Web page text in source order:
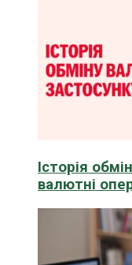
Історія
валютні